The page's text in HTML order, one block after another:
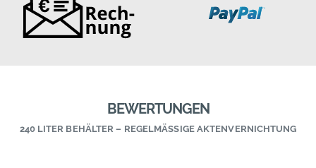
BEWERTUNGEN
240 LITER BEHÄLTER – REGELMÄSSIGE AKTENVERNICHTUNG